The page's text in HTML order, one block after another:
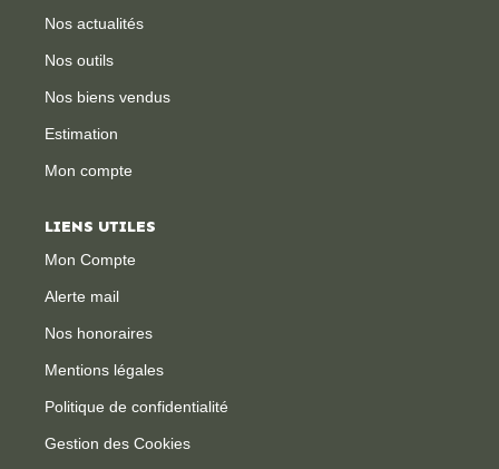
Nos actualités
Nos outils
Nos biens vendus
Estimation
Mon compte
LIENS UTILES
Mon Compte
Alerte mail
Nos honoraires
Mentions légales
Politique de confidentialité
Gestion des Cookies